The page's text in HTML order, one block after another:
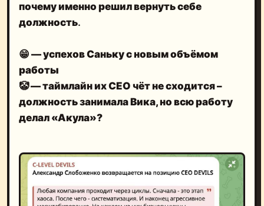
почему именно решил вернуть себе
должность.
😁 — успехов Саньку с новым объёмом
работы
🤡— таймлайн их СЕО чёт не сходится –
должность занимала Вика, но всю работу
делал «Акула»?